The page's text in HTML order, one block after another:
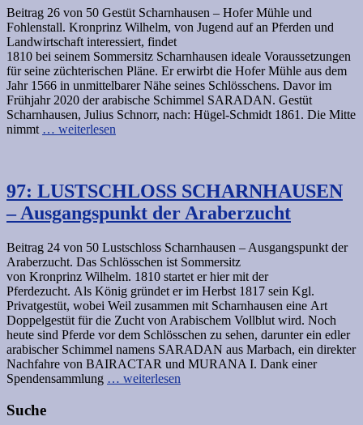
Beitrag 26 von 50 Gestüt Scharnhausen – Hofer Mühle und
Fohlenstall. Kronprinz Wilhelm, von Jugend auf an Pferden und
Landwirtschaft interessiert, findet
1810 bei seinem Sommersitz Scharnhausen ideale Voraussetzungen
für seine züchterischen Pläne. Er erwirbt die Hofer Mühle aus dem
Jahr 1566 in unmittelbarer Nähe seines Schlösschens. Davor im
Frühjahr 2020 der arabische Schimmel SARADAN. Gestüt
Scharnhausen, Julius Schnorr, nach: Hügel-Schmidt 1861. Die Mitte
nimmt … weiterlesen
97: LUSTSCHLOSS SCHARNHAUSEN
– Ausgangspunkt der Araberzucht
Beitrag 24 von 50 Lustschloss Scharnhausen – Ausgangspunkt der
Araberzucht. Das Schlösschen ist Sommersitz
von Kronprinz Wilhelm. 1810 startet er hier mit der
Pferdezucht. Als König gründet er im Herbst 1817 sein Kgl.
Privatgestüt, wobei Weil zusammen mit Scharnhausen eine Art
Doppelgestüt für die Zucht von Arabischem Vollblut wird. Noch
heute sind Pferde vor dem Schlösschen zu sehen, darunter ein edler
arabischer Schimmel namens SARADAN aus Marbach, ein direkter
Nachfahre von BAIRACTAR und MURANA I. Dank einer
Spendensammlung … weiterlesen
Suche